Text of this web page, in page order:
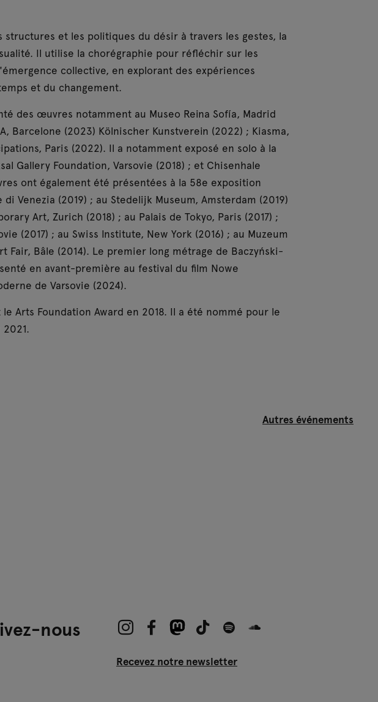
et les politiques du désir à travers les gestes, la
Il utilise la chorégraphie pour réfléchir sur les
collective, en explorant des expériences
et du changement.
des œuvres notamment au Museo Reina Sofía, Madrid
Barcelone (2023) Kölnischer Kunstverein (2022) ; Kiasma,
Paris (2022). Il a notamment exposé en solo à la
Gallery Foundation, Varsovie (2018) ; et Chisenhale
ont également été présentées à la 58e exposition
Venezia (2019) ; au Stedelijk Museum, Amsterdam (2019)
Art, Zurich (2018) ; au Palais de Tokyo, Paris (2017) ;
(2017) ; au Swiss Institute, New York (2016) ; au Muzeum
Fair, Bâle (2014). Le premier long métrage de Baczyński-
en avant-première au festival du film Nowe
de Varsovie (2024).
Arts Foundation Award en 2018. Il a été nommé pour le
Autres événements
nous
Recevez notre newsletter